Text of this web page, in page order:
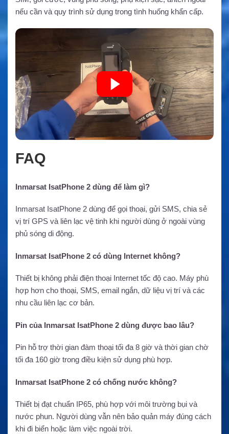
nếu cần và quy trình sử dụng trong tình huống khẩn cấp.
FAQ
Inmarsat IsatPhone 2 dùng để làm gì?
Inmarsat IsatPhone 2 dùng để gọi thoại, gửi SMS, chia sẻ
vị trí GPS và liên lạc vệ tinh khi người dùng ở ngoài vùng
phủ sóng di động.
Inmarsat IsatPhone 2 có dùng Internet không?
Thiết bị không phải điện thoại Internet tốc độ cao. Máy phù
hợp hơn cho thoại, SMS, email ngắn, dữ liệu vị trí và các
nhu cầu liên lạc cơ bản.
Pin của Inmarsat IsatPhone 2 dùng được bao lâu?
Pin hỗ trợ thời gian đàm thoại tối đa 8 giờ và thời gian chờ
tối đa 160 giờ trong điều kiện sử dụng phù hợp.
Inmarsat IsatPhone 2 có chống nước không?
Thiết bị đạt chuẩn IP65, phù hợp với môi trường bụi và
nước phun. Người dùng vẫn nên bảo quản máy đúng cách
khi đi biển hoặc làm việc ngoài trời.